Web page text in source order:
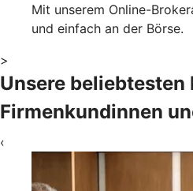
Mit unserem Online-
und einfach an der Börse.
>
Unsere
Firmenkundinnen
‹